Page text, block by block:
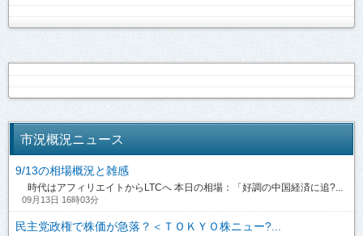
市況概況ニュース
9/13の相場概況と雑感
時代はアフィリエイトからLTCへ 本日の相場：「好調の中国経済に追?...
09月13日 16時03分
民主党政権で株価が急落？＜ＴＯＫＹＯ株ニュー?...